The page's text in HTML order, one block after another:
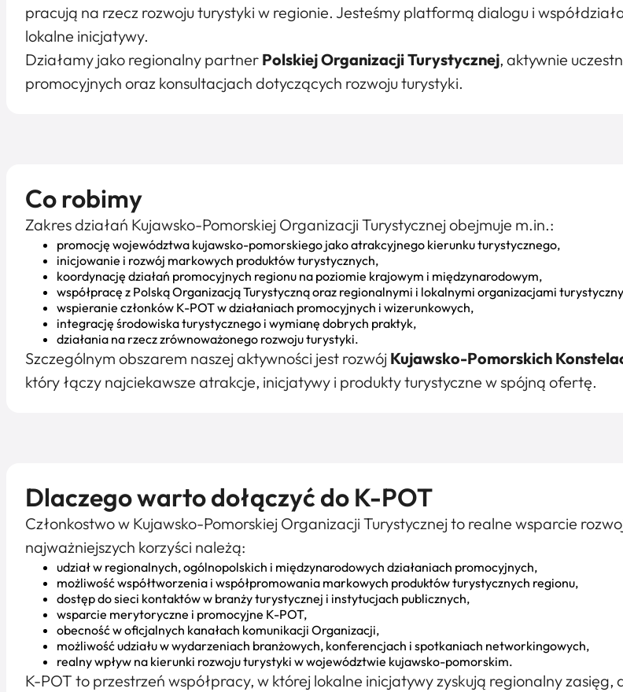
pracują na rzecz rozwoju turystyki w regionie. Jesteśmy platformą dialogu i
lokalne inicjatywy.
Działamy jako regionalny partner Polskiej Organizacji Turystycznej, aktywnie
promocyjnych oraz konsultacjach dotyczących rozwoju turystyki.
Co robimy
Zakres działań Kujawsko-Pomorskiej Organizacji Turystycznej obejmuje m.in.:
promocję województwa kujawsko-pomorskiego jako atrakcyjnego kierunku turystycznego,
inicjowanie i rozwój markowych produktów turystycznych,
koordynację działań promocyjnych regionu na poziomie krajowym i międzynarodowym,
współpracę z Polską Organizacją Turystyczną oraz regionalnymi i lokalnymi organizacjami
wspieranie członków K-POT w działaniach promocyjnych i wizerunkowych,
integrację środowiska turystycznego i wymianę dobrych praktyk,
działania na rzecz zrównoważonego rozwoju turystyki.
Szczególnym obszarem naszej aktywności jest rozwój Kujawsko-Pomorskich
który łączy najciekawsze atrakcje, inicjatywy i produkty turystyczne w spójną ofertę.
Dlaczego warto dołączyć do K-POT
Członkostwo w Kujawsko-Pomorskiej Organizacji Turystycznej to realne wsparcie
najważniejszych korzyści należą:
udział w regionalnych, ogólnopolskich i międzynarodowych działaniach promocyjnych,
możliwość współtworzenia i współpromowania markowych produktów turystycznych regionu,
dostęp do sieci kontaktów w branży turystycznej i instytucjach publicznych,
wsparcie merytoryczne i promocyjne K-POT,
obecność w oficjalnych kanałach komunikacji Organizacji,
możliwość udziału w wydarzeniach branżowych, konferencjach i spotkaniach networkingowych,
realny wpływ na kierunki rozwoju turystyki w województwie kujawsko-pomorskim.
K-POT to przestrzeń współpracy, w której lokalne inicjatywy zyskują regionalny